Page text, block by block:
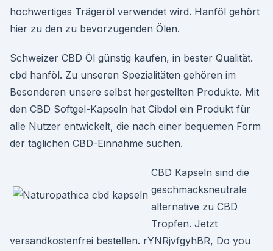
hochwertiges Trägeröl verwendet wird. Hanföl gehört
hier zu den zu bevorzugenden Ölen.
Schweizer CBD Öl günstig kaufen, in bester Qualität.
cbd hanföl. Zu unseren Spezialitäten gehören im
Besonderen unsere selbst hergestellten Produkte. Mit
den CBD Softgel-Kapseln hat Cibdol ein Produkt für
alle Nutzer entwickelt, die nach einer bequemen Form
der täglichen CBD-Einnahme suchen.
CBD Kapseln sind die
geschmacksneutrale
alternative zu CBD
Tropfen. Jetzt
versandkostenfrei bestellen. rYNRjvfgyhBR, Do you